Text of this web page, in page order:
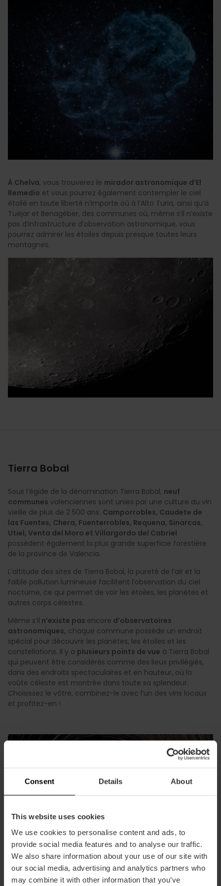
Consent Details About
This website uses cookies
We use cookies to personalise content and ads, to
provide social media features and to analyse our traffic.
We also share information about your use of our site with
our social media, advertising and analytics partners who
may combine it with other information that you’ve
À Chelva, vous trouverez le mirador astronomique d’El
Remedio et vous pourrez également contempler le ciel
étoilé en toute liberté n’importe où à l’Alto Turia, ainsi qu’à
Tuéjar et Benagéber, des communes où, même s’il n’existe
pas d’infrastructure d’observation astronomique, vous
pourrez admirer les étoiles depuis presque toutes leurs
montagnes.
Tierra Bobal
Sous l’égide de la dénomination Tierra Bobal, neuf
communes valenciennes sont unies par une culture du vin
vieille de plus de 2 500 ans. Camporrobles, Caudete de
las Fuentes, Chera, Fuenterrobles, Requena, Sinarcas,
Utiel, Venta del Moro et Villargordo del Cabriel
possèdent également la plus grande superficie forestière
de la province de Valencia.
L’altitude des sites de Tierra Bobal, la pureté de l’air et la
faible pollution lumineuse facilitent l’observation du ciel
nocturne, ce qui permet de voir les étoiles, les planètes et
autres corps célestes.
Même s’il n’existe pas encore d’observatoires
astronomiques, chaque commune possède un endroit
spécial pour découvrir les planètes, les étoiles et les
constellations. Il y a plusieurs points de vue à Tierra Bobal
qui peuvent être considérés comme des lieux privilégiés,
dans des endroits spectaculaires et en hauteur, où la
voûte céleste est montrée dans toute sa splendeur.
Choisissez le vôtre, combinez-le avec l’un des vins locaux
et profitez-en !